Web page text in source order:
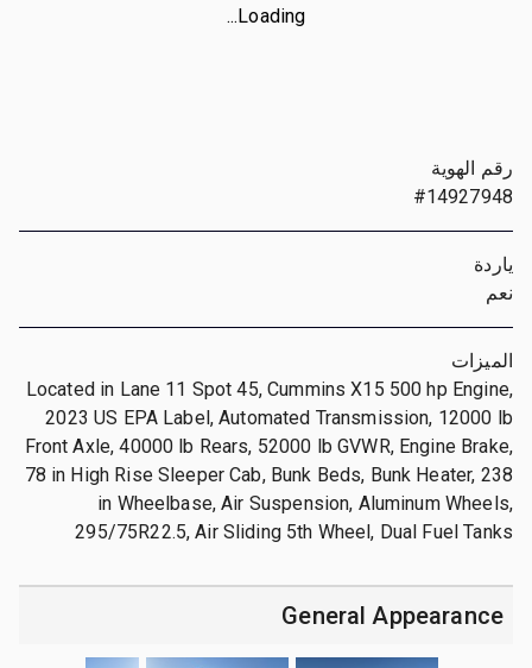
Loading...
رقم الهوية
#14927948
ياردة
نعم
الميزات
Located in Lane 11 Spot 45, Cummins X15 500 hp Engine,
2023 US EPA Label, Automated Transmission, 12000 lb
Front Axle, 40000 lb Rears, 52000 lb GVWR, Engine Brake,
78 in High Rise Sleeper Cab, Bunk Beds, Bunk Heater, 238
in Wheelbase, Air Suspension, Aluminum Wheels,
295/75R22.5, Air Sliding 5th Wheel, Dual Fuel Tanks
General Appearance